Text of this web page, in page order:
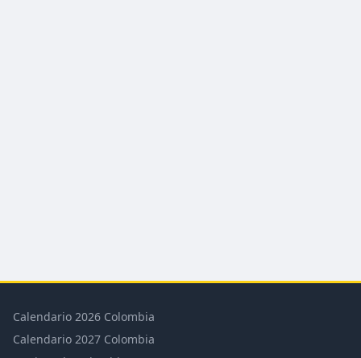
Calendario 2026 Colombia
Calendario 2027 Colombia